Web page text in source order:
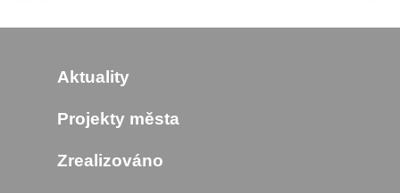
Aktuality
Projekty města
Zrealizováno